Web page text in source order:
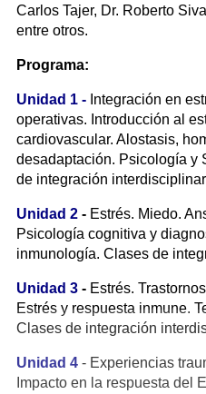
Carlos Tajer, Dr. Roberto
entre otros.
Programa:
Unidad 1 - Integración en
operativas. Introducción al
cardiovascular. Alostasis,
desadaptación. Psicología y
de integración
Unidad 2 - Estrés. Miedo.
Psicología cognitiva y
inmunología. Clases de
Unidad 3 - Estrés.
Estrés y respuesta inmune.
Clases de integración
Unidad 4 - Experiencias
Impacto en la respuesta del